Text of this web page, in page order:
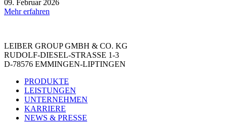
09. Februar 2026
Mehr erfahren
LEIBER GROUP GMBH & CO. KG
RUDOLF-DIESEL-STRASSE 1-3
D-78576 EMMINGEN-LIPTINGEN
PRODUKTE
LEISTUNGEN
UNTERNEHMEN
KARRIERE
NEWS & PRESSE